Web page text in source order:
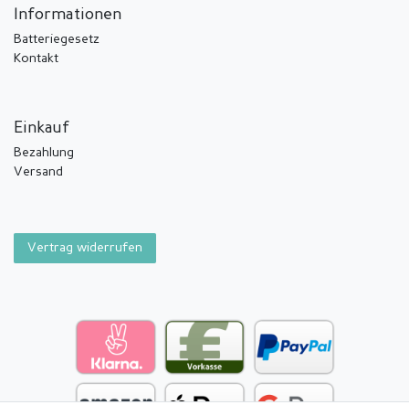
Informationen
Batteriegesetz
Kontakt
Einkauf
Bezahlung
Versand
Vertrag widerrufen